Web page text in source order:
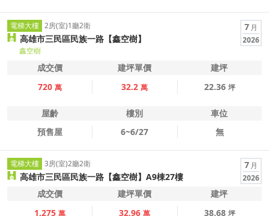
電梯大樓 2房(室)1廳2衛
高雄市三民區民族一路【鑫空樹】
鑫空樹
7 月
2026
成交價 建坪單價
建坪
720 萬 32.2 萬 22.36 坪
屋齡 樓別
車位
預售屋
6~6/27 無
電梯大樓 3房(室)2廳2衛
高雄市三民區民族一路【鑫空樹】A9棟27樓
7 月
2026
成交價 建坪單價
建坪
1,275 萬 32.96 萬 38.68 坪